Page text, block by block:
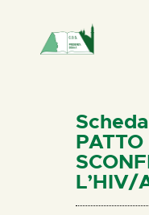
HOME
CHI
NEWS
PERCORSI
PATTO
L’HIV/